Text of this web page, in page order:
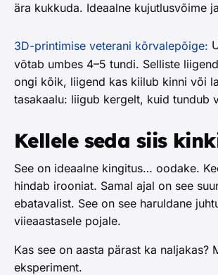
ära kukkuda. Ideaalne kujutlusvõime
3D-printimise veterani kõrvalepõige:
võtab umbes 4–5 tundi. Selliste
ongi kõik, liigend kas kiilub kinni või
tasakaalu: liigub kergelt, kuid tundub
Kellele seda siis
See on ideaalne kingitus… oodake.
hindab irooniat. Samal ajal on see
ebatavalist. See on see haruldane
viieaastasele pojale.
Kas see on aasta pärast ka
eksperiment.